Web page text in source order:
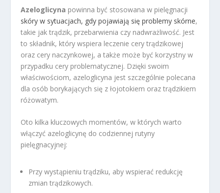
Azeloglicyna powinna być stosowana w pielęgnacji
skóry w sytuacjach, gdy pojawiają się problemy skórne,
takie jak trądzik, przebarwienia czy nadwrażliwość. Jest
to składnik, który wspiera leczenie cery trądzikowej
oraz cery naczynkowej, a także może być korzystny w
przypadku cery problematycznej. Dzięki swoim
właściwościom, azeloglicyna jest szczególnie polecana
dla osób borykających się z łojotokiem oraz trądzikiem
różowatym.
Oto kilka kluczowych momentów, w których warto
włączyć azeloglicynę do codziennej rutyny
pielęgnacyjnej:
Przy wystąpieniu trądziku, aby wspierać redukcję
zmian trądzikowych.